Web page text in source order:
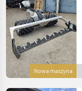
Nowa maszyna